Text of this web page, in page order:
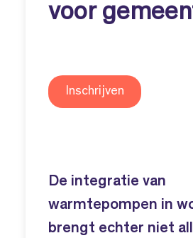
voor
Inschrijven
De integratie van
warmtepompen in
brengt echter niet